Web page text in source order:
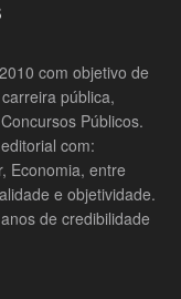
com objetivo de
pública,
Públicos.
com:
Economia, entre
e objetividade.
de credibilidade